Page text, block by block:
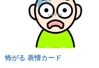
怖がる 表情カード